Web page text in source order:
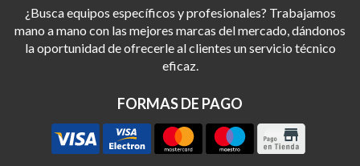
¿Busca equipos específicos y profesionales? Trabajamos
mano a mano con las mejores marcas del mercado, dándonos
la oportunidad de ofrecerle al clientes un servicio técnico
eficaz.
FORMAS DE PAGO